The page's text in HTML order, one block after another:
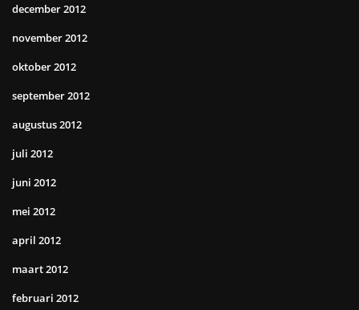
december 2012
november 2012
oktober 2012
september 2012
augustus 2012
juli 2012
juni 2012
mei 2012
april 2012
maart 2012
februari 2012